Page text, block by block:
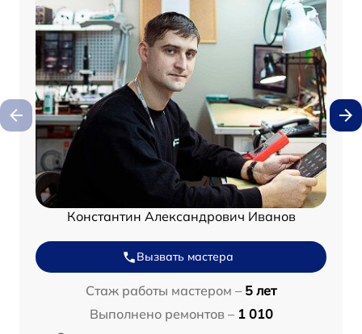
Константин Александрович Иванов
Вызвать мастера
Стаж работы мастером – 5 лет
Выполнено ремонтов – 1 010